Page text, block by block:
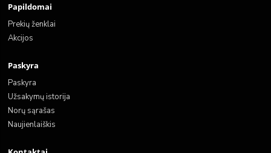
Papildomai
Prekių ženklai
Akcijos
Paskyra
Paskyra
Užsakymų istorija
Norų sąrašas
Naujienlaiškis